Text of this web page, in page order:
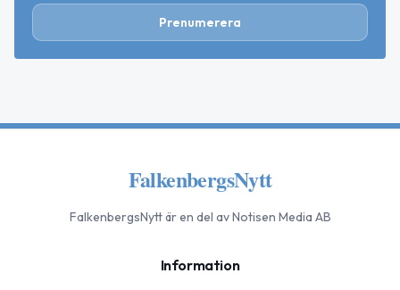
Prenumerera
FalkenbergsNytt
FalkenbergsNyttär en del av Notisen Media AB
Information